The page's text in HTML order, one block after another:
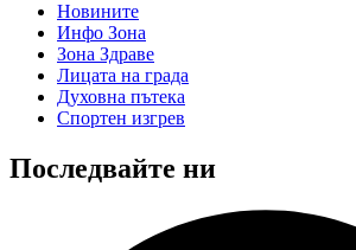
Новините
Инфо Зона
Зона Здраве
Лицата на града
Духовна пътека
Спортен изгрев
Последвайте ни